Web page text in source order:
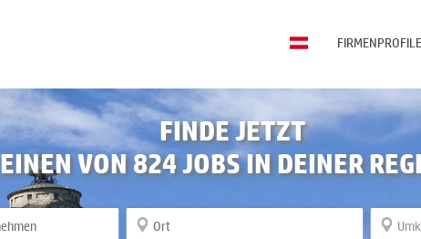
FIRMENPROFILE
FINDE JETZT
EINEN VON824JOBS IN DEINER